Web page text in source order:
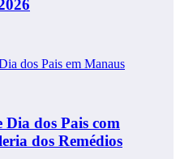
dos Pais com
dos Remédios